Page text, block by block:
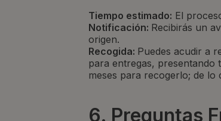
Tiempo estimado: El
Notificación: Recibirás un
origen.
Recogida: Puedes acudir a
para entregas, presentando
meses para recogerlo; de
6. Preguntas